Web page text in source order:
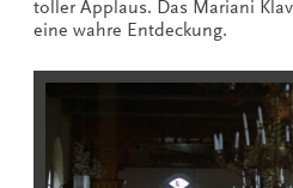
toller Applaus. Das Mariani
eine wahre Entdeckung.